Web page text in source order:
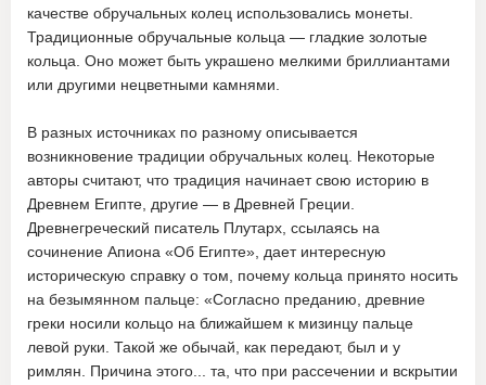
качестве обручальных колец использовались монеты.
Традиционные обручальные кольца — гладкие золотые
кольца. Оно может быть украшено мелкими бриллиантами
или другими нецветными камнями.
В разных источниках по разному описывается
возникновение традиции обручальных колец. Некоторые
авторы считают, что традиция начинает свою историю в
Древнем Египте, другие — в Древней Греции.
Древнегреческий писатель Плутарх, ссылаясь на
сочинение Апиона «Об Египте», дает интересную
историческую справку о том, почему кольца принято носить
на безымянном пальце: «Согласно преданию, древние
греки носили кольцо на ближайшем к мизинцу пальце
левой руки. Такой же обычай, как передают, был и у
римлян. Причина этого... та, что при рассечении и вскрытии